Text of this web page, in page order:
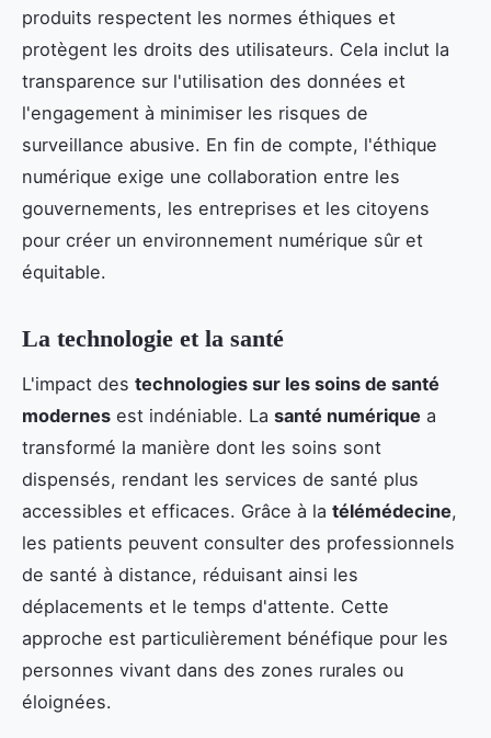
produits respectent les normes éthiques et
protègent les droits des utilisateurs. Cela inclut la
transparence sur l'utilisation des données et
l'engagement à minimiser les risques de
surveillance abusive. En fin de compte, l'éthique
numérique exige une collaboration entre les
gouvernements, les entreprises et les citoyens
pour créer un environnement numérique sûr et
équitable.
La technologie et la santé
L'impact des technologies sur les soins de santé
modernes est indéniable. La santé numérique a
transformé la manière dont les soins sont
dispensés, rendant les services de santé plus
accessibles et efficaces. Grâce à la télémédecine,
les patients peuvent consulter des professionnels
de santé à distance, réduisant ainsi les
déplacements et le temps d'attente. Cette
approche est particulièrement bénéfique pour les
personnes vivant dans des zones rurales ou
éloignées.